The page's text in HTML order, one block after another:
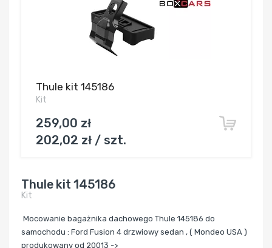
Thule kit 145186
Kit
259,00 zł
202,02 zł / szt.
Thule kit 145186
Kit
Mocowanie bagażnika dachowego Thule 145186 do
samochodu : Ford Fusion 4 drzwiowy sedan , ( Mondeo USA )
produkowany od 20013 ->